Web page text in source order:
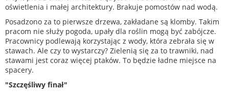
oświetlenia i małej architektury. Brakuje pomostów nad wodą.
Posadzono za to pierwsze drzewa, zakładane są klomby. Takim
pracom nie służy pogoda, upały dla roślin mogą być zabójcze.
Pracownicy podlewają korzystając z wody, która zebrała się w
stawach. Ale czy to wystarczy? Zielenią się za to trawniki, nad
stawami jest coraz więcej ptaków. To będzie ładne miejsce na
spacery.
"Szczęśliwy finał"